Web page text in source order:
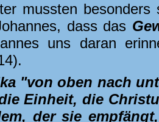
mussten besonders
dass das
uns daran
"von oben nach
Einheit, die
der sie